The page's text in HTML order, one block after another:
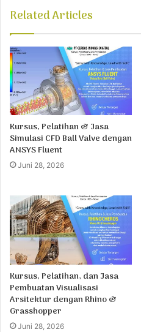
Related Articles
Kursus, Pelatihan & Jasa
Simulasi CFD Ball Valve dengan
ANSYS Fluent
Juni 28, 2026
Kursus, Pelatihan, dan Jasa
Pembuatan Visualisasi
Arsitektur dengan Rhino &
Grasshopper
Juni 28, 2026